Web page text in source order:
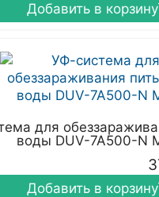
Добавить в корзину
для
воды DUV-7A500-N
Добавить в корзину